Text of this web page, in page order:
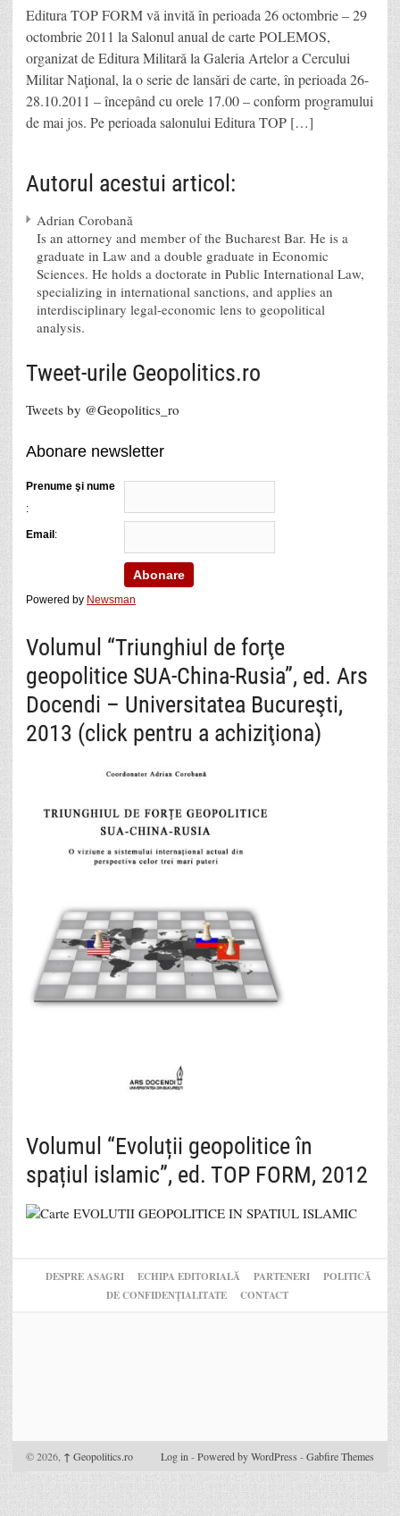
Editura TOP FORM vă invită în perioada 26 octombrie – 29
octombrie 2011 la Salonul anual de carte POLEMOS,
organizat de Editura Militară la Galeria Artelor a Cercului
Militar Naţional, la o serie de lansări de carte, în perioada 26-
28.10.2011 – începând cu orele 17.00 – conform programului
de mai jos. Pe perioada salonului Editura TOP […]
Autorul acestui articol:
Adrian Corobană
Is an attorney and member of the Bucharest Bar. He is a
graduate in Law and a double graduate in Economic
Sciences. He holds a doctorate in Public International Law,
specializing in international sanctions, and applies an
interdisciplinary legal-economic lens to geopolitical
analysis.
Tweet-urile Geopolitics.ro
Tweets by @Geopolitics_ro
Abonare newsletter
Prenume şi nume
:
Email:
Powered by Newsman
Volumul “Triunghiul de forţe
geopolitice SUA-China-Rusia”, ed. Ars
Docendi – Universitatea Bucureşti,
2013 (click pentru a achiziţiona)
Volumul “Evoluții geopolitice în
spațiul islamic”, ed. TOP FORM, 2012
DESPRE ASAGRI ECHIPA EDITORIALĂ PARTENERI
POLITICĂ
DE CONFIDENȚIALITATE
CONTACT
© 2026, ↑ Geopolitics.ro Log in-Powered by WordPress -Gabfire Themes